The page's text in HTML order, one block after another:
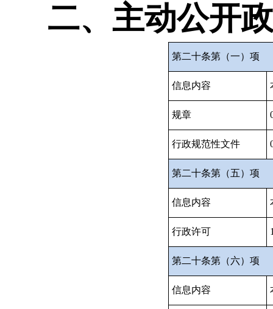
二、主动公开
第二十条第（一）项
信息内容
规章
行政规范性文件
第二十条第（五）项
信息内容
行政许可
第二十条第（六）项
信息内容